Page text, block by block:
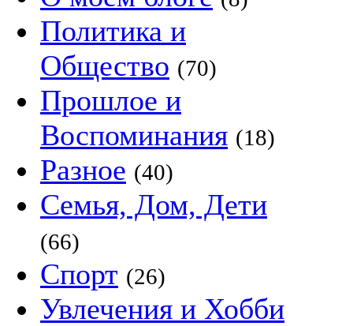
Политика и
Общество (70)
Прошлое и
Воспоминания (18)
Разное (40)
Семья, Дом, Дети
(66)
Спорт (26)
Увлечения и Хобби